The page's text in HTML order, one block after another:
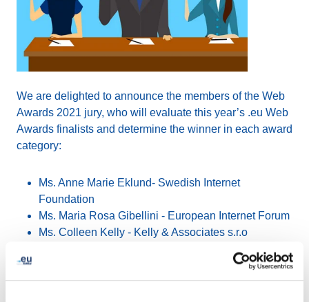
We are delighted to announce the members of the Web
Awards 2021 jury, who will evaluate this year’s .eu Web
Awards finalists and determine the winner in each award
category:
Ms. Anne Marie Eklund- Swedish Internet
Foundation
Ms. Maria Rosa Gibellini - European Internet Forum
Ms. Colleen Kelly - Kelly & Associates s.r.o
Mr. João Pedro Martins - EURid Youth Committee